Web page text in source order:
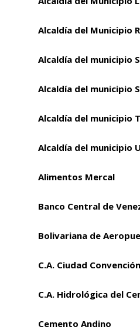
Alcaldía del Municipio
Alcaldía del municipio
Alcaldía del municipio
Alcaldía del municipio
Alcaldía del municipio
Alimentos Mercal
Banco Central de
Bolivariana de
C.A. Ciudad Convención
C.A. Hidrológica del
Cemento Andino